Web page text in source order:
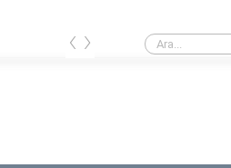
Yaver ne anlama gelir?
‹ ›